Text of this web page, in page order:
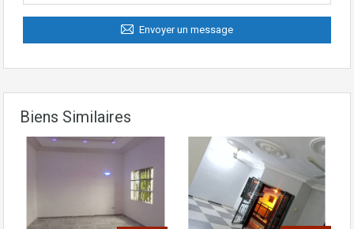
Envoyer un message
Biens Similaires